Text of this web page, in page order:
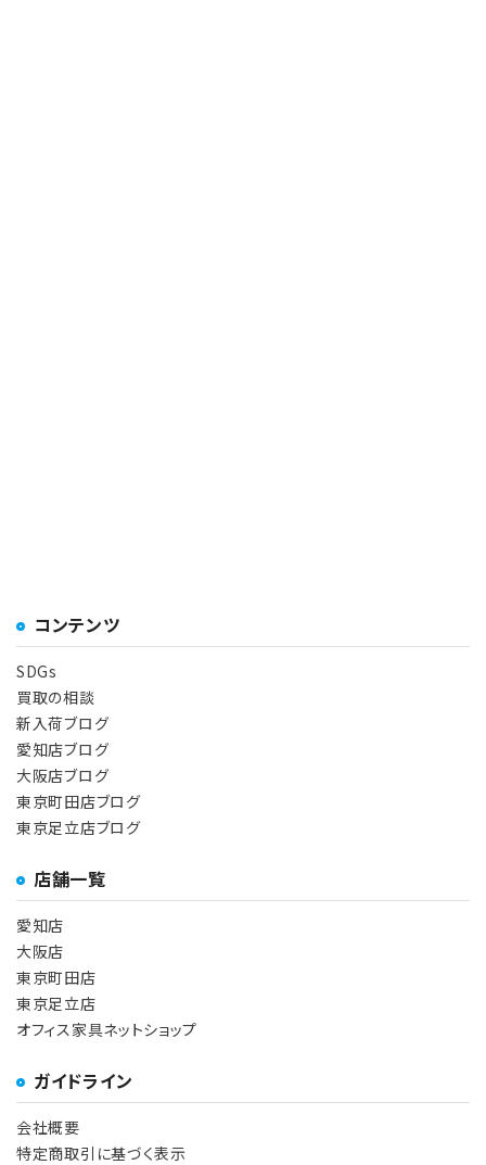
コンテンツ
SDGs
買取の相談
新入荷ブログ
愛知店ブログ
大阪店ブログ
東京町田店ブログ
東京足立店ブログ
店舗一覧
愛知店
大阪店
東京町田店
東京足立店
オフィス家具ネットショップ
ガイドライン
会社概要
特定商取引に基づく表示